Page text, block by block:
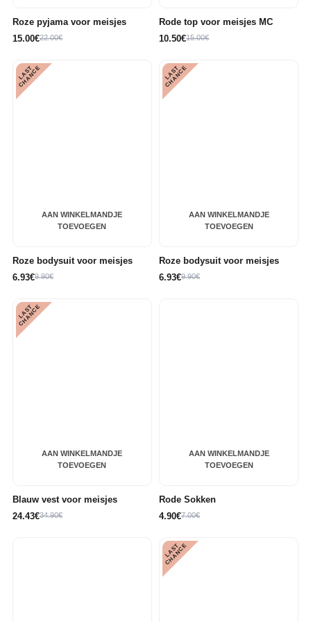
Roze pyjama voor meisjes
15.00€22.00€
Rode top voor meisjes MC
10.50€15.00€
AAN WINKELMANDJE
TOEVOEGEN
L
A
S
T
C
H
A
N
C
E
Roze bodysuit voor meisjes
6.93€9.90€
AAN WINKELMANDJE
TOEVOEGEN
L
A
S
T
C
H
A
N
C
E
Roze bodysuit voor meisjes
6.93€9.90€
AAN WINKELMANDJE
TOEVOEGEN
L
A
S
T
C
H
A
N
C
E
Blauw vest voor meisjes
24.43€34.90€
AAN WINKELMANDJE
TOEVOEGEN
Rode Sokken
4.90€7.00€
L
A
S
T
C
H
A
N
C
E